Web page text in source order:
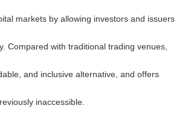
markets by allowing investors and issuers
Compared with traditional trading venues,
and inclusive alternative, and offers
inaccessible.